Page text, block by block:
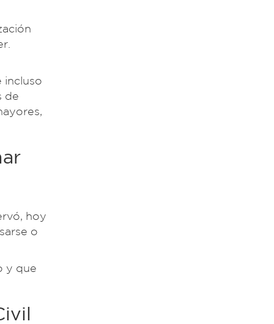
incluso
de
hoy
o
y que